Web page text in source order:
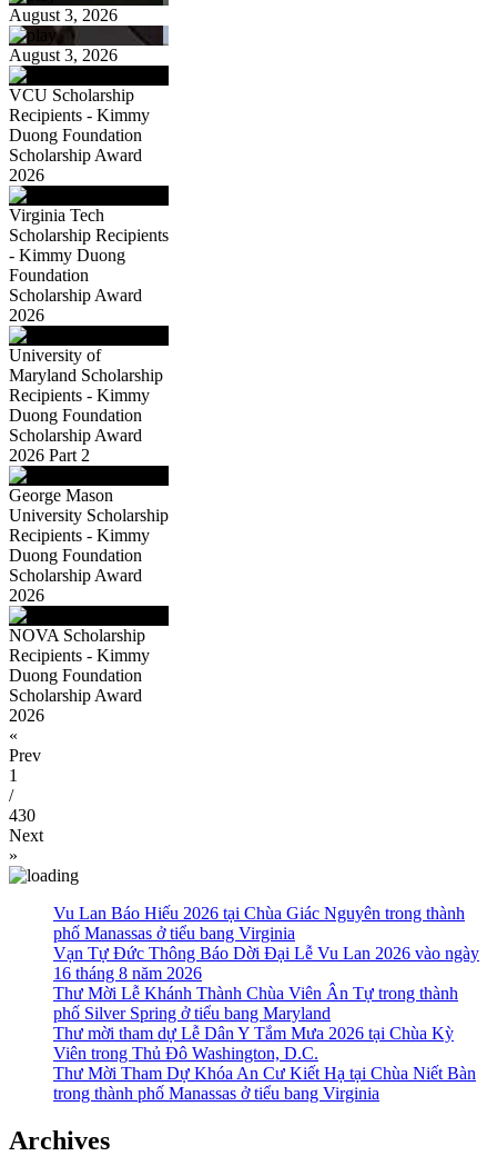
August 3, 2026
August 3, 2026
VCU Scholarship
Recipients - Kimmy
Duong Foundation
Scholarship Award
2026
Virginia Tech
Scholarship Recipients
- Kimmy Duong
Foundation
Scholarship Award
2026
University of
Maryland Scholarship
Recipients - Kimmy
Duong Foundation
Scholarship Award
2026 Part 2
George Mason
University Scholarship
Recipients - Kimmy
Duong Foundation
Scholarship Award
2026
NOVA Scholarship
Recipients - Kimmy
Duong Foundation
Scholarship Award
2026
«
Prev
1
/
430
Next
»
Vu Lan Báo Hiếu 2026 tại Chùa Giác Nguyên trong thành
phố Manassas ở tiểu bang Virginia
Vạn Tự Đức Thông Báo Dời Đại Lễ Vu Lan 2026 vào ngày
16 tháng 8 năm 2026
Thư Mời Lễ Khánh Thành Chùa Viên Ân Tự trong thành
phố Silver Spring ở tiểu bang Maryland
Thư mời tham dự Lễ Dân Y Tắm Mưa 2026 tại Chùa Kỳ
Viên trong Thủ Đô Washington, D.C.
Thư Mời Tham Dự Khóa An Cư Kiết Hạ tại Chùa Niết Bàn
trong thành phố Manassas ở tiểu bang Virginia
Archives